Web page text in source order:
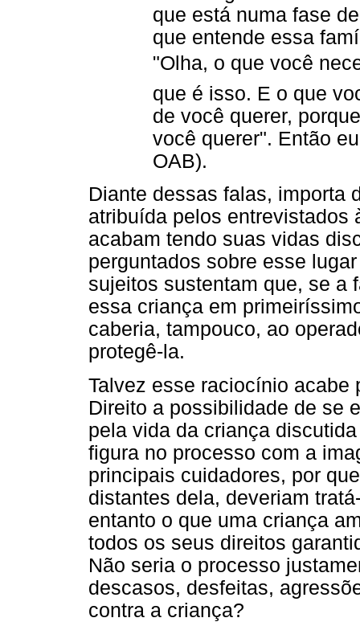
que está numa fase
que entende essa
"Olha, o que você
que é isso. E o que
de você querer,
você querer". Então
OAB).
Diante dessas falas, importa
atribuída pelos entrevistados
acabam tendo suas vidas
perguntados sobre esse
sujeitos sustentam que, se a
essa criança em
caberia, tampouco, ao
protegê-la.
Talvez esse raciocínio acabe
Direito a possibilidade de se
pela vida da criança
figura no processo com a
principais cuidadores, por
distantes dela, deveriam
entanto o que uma criança
todos os seus direitos
Não seria o processo
descasos, desfeitas,
contra a criança?